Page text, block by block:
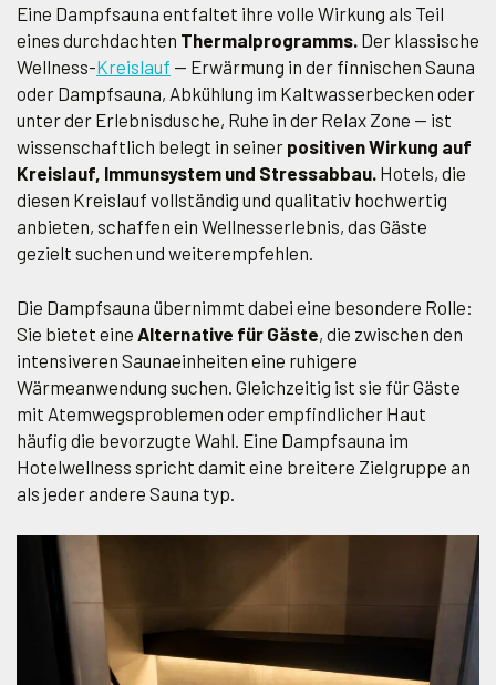
Eine Dampfsauna entfaltet ihre volle Wirkung als Teil
eines durchdachten Thermalprogramms. Der klassische
Wellness-Kreislauf — Erwärmung in der finnischen Sauna
oder Dampfsauna, Abkühlung im Kaltwasserbecken oder
unter der Erlebnisdusche, Ruhe in der Relax Zone — ist
wissenschaftlich belegt in seiner positiven Wirkung auf
Kreislauf, Immunsystem und Stressabbau. Hotels, die
diesen Kreislauf vollständig und qualitativ hochwertig
anbieten, schaffen ein Wellnesserlebnis, das Gäste
gezielt suchen und weiterempfehlen.
Die Dampfsauna übernimmt dabei eine besondere Rolle:
Sie bietet eine Alternative für Gäste, die zwischen den
intensiveren Saunaeinheiten eine ruhigere
Wärmeanwendung suchen. Gleichzeitig ist sie für Gäste
mit Atemwegsproblemen oder empfindlicher Haut
häufig die bevorzugte Wahl. Eine Dampfsauna im
Hotelwellness spricht damit eine breitere Zielgruppe an
als jeder andere Sauna typ.